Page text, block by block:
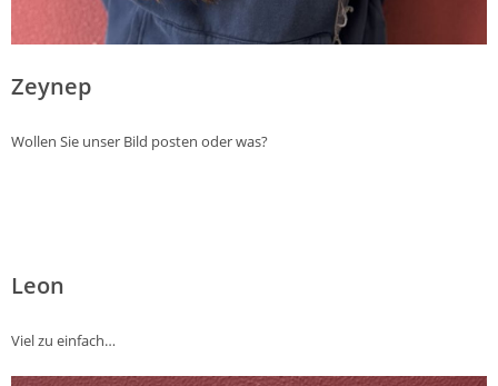
Zeynep
Wollen Sie unser Bild posten oder was?
Leon
Viel zu einfach…